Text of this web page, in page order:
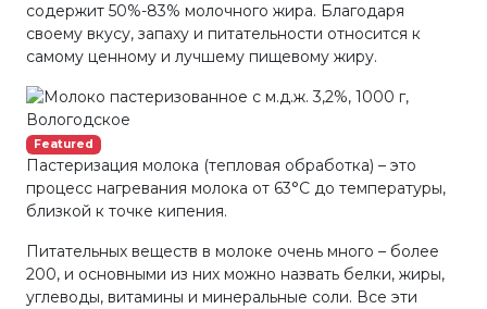
содержит 50%-83% молочного жира. Благодаря
своему вкусу, запаху и питательности относится к
самому ценному и лучшему пищевому жиру.
Featured
Пастеризация молока (тепловая обработка) – это
процесс нагревания молока от 63°С до температуры,
близкой к точке кипения.
Питательных веществ в молоке очень много – более
200, и основными из них можно назвать белки, жиры,
углеводы, витамины и минеральные соли. Все эти